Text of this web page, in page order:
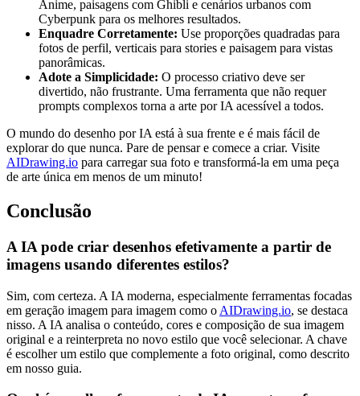
Anime, paisagens com Ghibli e cenários urbanos com
Cyberpunk para os melhores resultados.
Enquadre Corretamente: Use proporções quadradas para
fotos de perfil, verticais para stories e paisagem para vistas
panorâmicas.
Adote a Simplicidade: O processo criativo deve ser
divertido, não frustrante. Uma ferramenta que não requer
prompts complexos torna a arte por IA acessível a todos.
O mundo do desenho por IA está à sua frente e é mais fácil de
explorar do que nunca. Pare de pensar e comece a criar. Visite
AIDrawing.io para carregar sua foto e transformá-la em uma peça
de arte única em menos de um minuto!
Conclusão
A IA pode criar desenhos efetivamente a partir de
imagens usando diferentes estilos?
Sim, com certeza. A IA moderna, especialmente ferramentas focadas
em geração imagem para imagem como o AIDrawing.io, se destaca
nisso. A IA analisa o conteúdo, cores e composição de sua imagem
original e a reinterpreta no novo estilo que você selecionar. A chave
é escolher um estilo que complemente a foto original, como descrito
em nosso guia.